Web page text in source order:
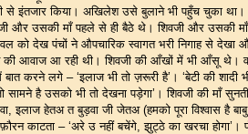
इंतजार किया। अखिलेश उसे बुलाने भी पहुँच चुका था।
और उसकी माँ पहले से ही बैठे थे। शिवजी और उसकी माँ
को देख पंचों ने औपचारिक स्वागत भरी निगाह से देखा
आवाज आ रही थी। शिवजी की आँखों में भी आँसू थे।
करने लगे – ‘इलाज भी तो ज़रूरी है’। ‘बेटी की शादी
सामने है उसको भी तो देखना पड़ेगा’। शिवजी की माँ
इलाज हेतअ त बुड़वा जी जेतअ (हमको पूरा विश्वास है
काटता – ‘अरे उ नहीं बचेंगे, झुट्ठे का खरचा होगा’।